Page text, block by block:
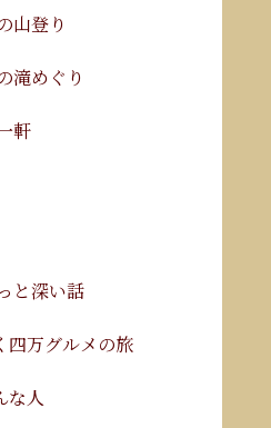
山登り
滝めぐり
軒
と深い話
四万グルメの旅
な人